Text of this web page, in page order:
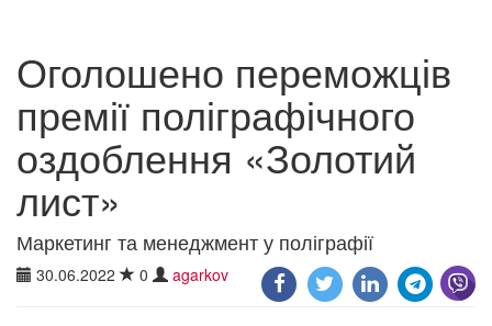
Оголошено переможців
премії поліграфічного
оздоблення «Золотий
лист»
Маркетинг та менеджмент у поліграфії
30.06.2022 0 agarkov